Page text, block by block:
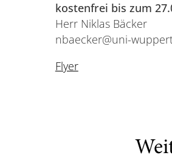
kostenfrei bis zum
Herr Niklas Bäcker
nbaecker@uni-
Flyer